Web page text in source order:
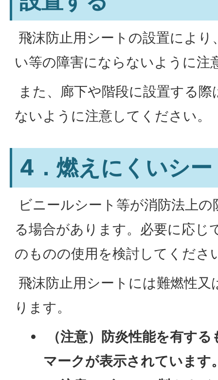
飛沫防止用シートの設置によ
い等の障害にならないように注
また、廊下や階段に設置する
ないように注意してください。
4．燃えにくいシ
ビニールシート等が消防法上
る場合があります。必要に応じ
のものの使用を検討してくださ
飛沫防止用シートには難燃性
ります。
（注意）防炎性能を有す
マークが表示されています